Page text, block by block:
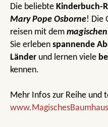
Die beliebte Kinderbuch-
Mary Pope Osborne! Die
reisen mit dem
Sie erleben spannende
Länder und lernen viele
kennen.
Mehr Infos zur Reihe und